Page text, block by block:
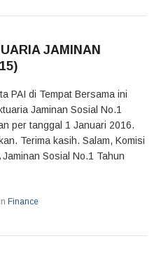
JAMINAN
PAI di Tempat Bersama ini
Jaminan Sosial No.1
per tanggal 1 Januari 2016.
Terima kasih. Salam, Komisi
Sosial No.1 Tahun
Finance